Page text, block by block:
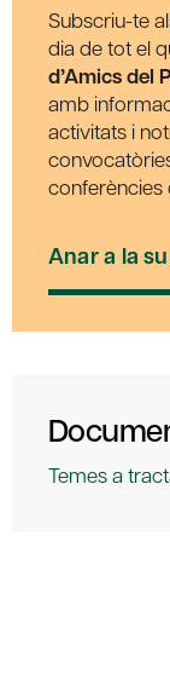
Subscriu-te
dia de tot el
d’Amics del
amb
activitats i
conferències
Anar a la
Temes a